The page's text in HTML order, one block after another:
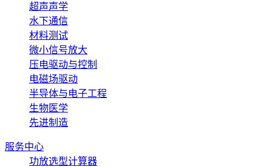
超声声学
水下通信
材料测试
微小信号放大
压电驱动与控制
电磁场驱动
半导体与电子工程
生物医学
先进制造
服务中心
功放选型计算器